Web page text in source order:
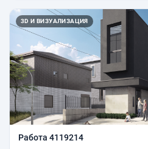
3D И ВИЗУАЛИЗАЦИЯ
Работа 4119214